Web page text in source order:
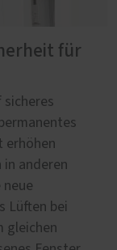
für
sicheres
erhöhen
in anderen
neue
Lüften bei
gleichen